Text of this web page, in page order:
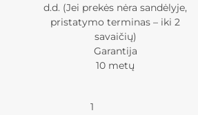
d.d. (Jei prekės nėra sandėlyje,
pristatymo terminas – iki 2
savaičių)
Garantija
10 metų